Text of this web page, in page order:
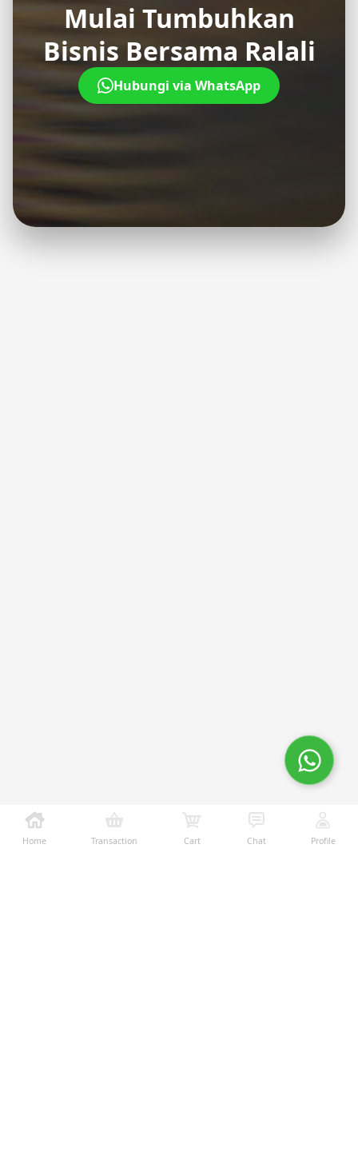
Mulai Tumbuhkan
Bisnis Bersama Ralali
Hubungi via WhatsApp
Home Transaction Cart Chat Profile